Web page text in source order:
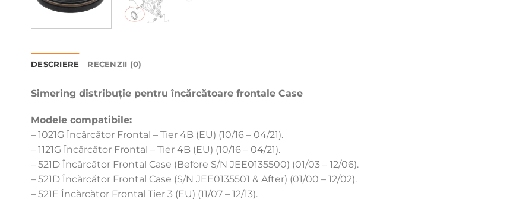
DESCRIERE RECENZII (0)
Simering distribuție pentru încărcătoare frontale Case
Modele compatibile:
– 1021G Încărcător Frontal – Tier 4B (EU) (10/16 – 04/21).
– 1121G Încărcător Frontal – Tier 4B (EU) (10/16 – 04/21).
– 521D Încărcător Frontal Case (Before S/N JEE0135500) (01/03 – 12/06).
– 521D Încărcător Frontal Case (S/N JEE0135501 & After) (01/00 – 12/02).
– 521E Încărcător Frontal Tier 3 (EU) (11/07 – 12/13).